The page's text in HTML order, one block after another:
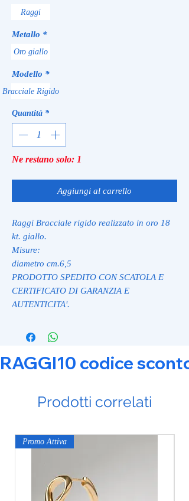
Raggi
Metallo *
Oro giallo
Modello *
Bracciale Rigido
Quantità *
Ne restano solo: 1
Aggiungi al carrello
Raggi Bracciale rigido realizzato in oro 18
kt. giallo.
Misure:
diametro cm.6,5
PRODOTTO SPEDITO CON SCATOLA E
CERTIFICATO DI GARANZIA E
AUTENTICITA'.
RAGGI10 codice
Prodotti correlati
Promo Attiva